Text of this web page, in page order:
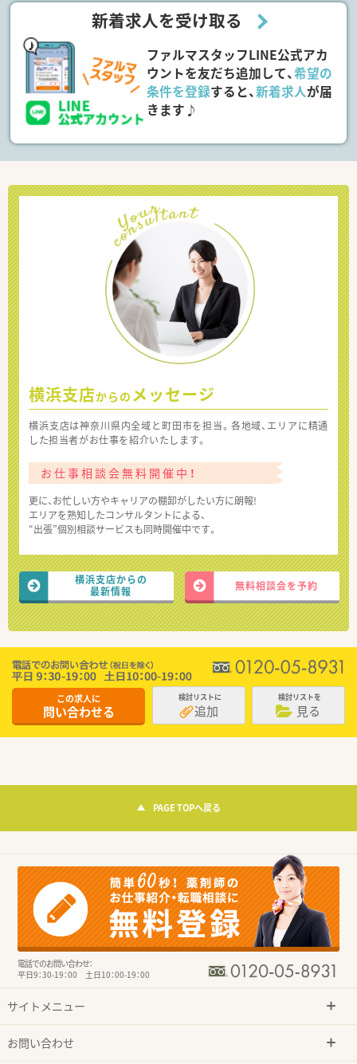
新着求人を受け取る
ファルマスタッフLINE公式アカ
ウントを友だち追加して、希望の
条件を登録すると、新着求人が届
きます♪
横浜支店からの メッセージ
横浜支店は神奈川県内全域と町田市を担当。各地域、エリアに精通
した担当者がお仕事を紹介いたします。
お仕事相談会無料開催中！
更に、お忙しい方やキャリアの棚卸がしたい方に朗報!
エリアを熟知したコンサルタントによる、
“出張”個別相談サービスも同時開催中です。
横浜支店からの
最新情報
無料相談会を予約
この求人に
問い合わせる
検討リストに
追加
検討リストを
見る
PAGE TOPへ戻る
電話でのお問い合わせ：
平日9：30-19：00 土日10：00-19：00
サイトメニュー
お問い合わせ